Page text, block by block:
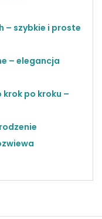
– szybkie i proste
– elegancja
po kroku –